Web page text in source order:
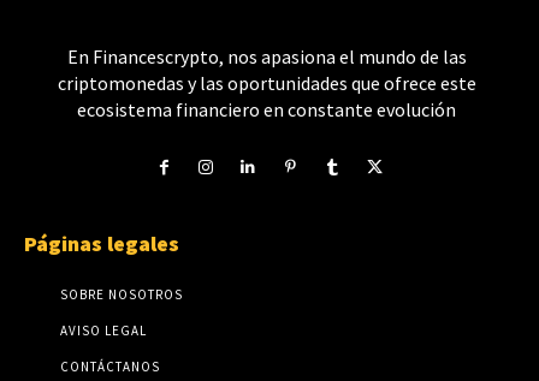
En Financescrypto, nos apasiona el mundo de las
criptomonedas y las oportunidades que ofrece este
ecosistema financiero en constante evolución
Páginas legales
SOBRE NOSOTROS
AVISO LEGAL
CONTÁCTANOS